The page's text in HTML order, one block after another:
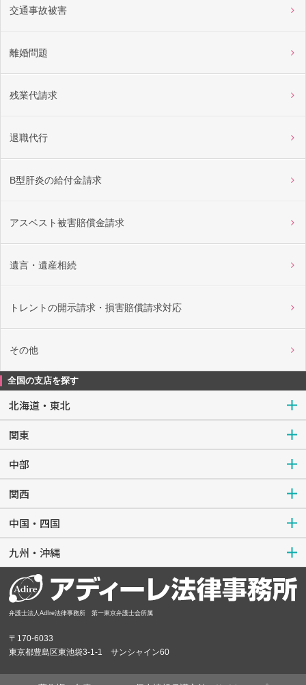
交通事故被害
離婚問題
残業代請求
退職代行
B型肝炎の給付金請求
アスベスト被害賠償金請求
遺言・遺産相続
トレントの開示請求・損害賠償請求対応
その他
全国の支店を探す
北海道・東北
関東
中部
関西
中国・四国
九州・沖縄
弁護士法人AdIre法律事務所 第一東京弁護士会所属
〒170-6033
東京都豊島区東池袋3-1-1 サンシャイン60